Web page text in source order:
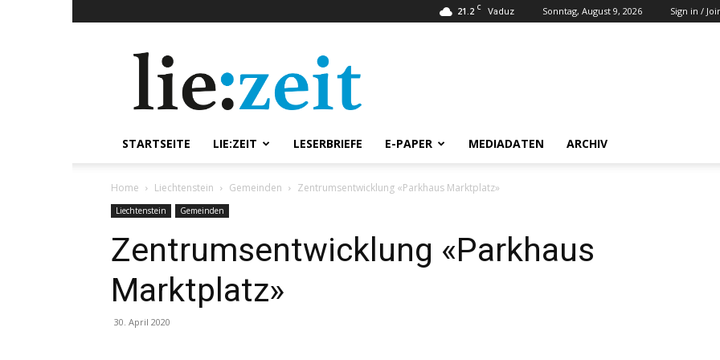
21.2 C Vaduz Sonntag, August 9, 2026 Sign in /
STARTSEITE LIE:ZEIT LESERBRIEFE E-PAPER MEDIADATEN ARCHIV
Home Liechtenstein Gemeinden Zentrumsentwicklung «Parkhaus Marktplatz»
Liechtenstein Gemeinden
Zentrumsentwicklung «Parkhaus
Marktplatz»
30. April 2020